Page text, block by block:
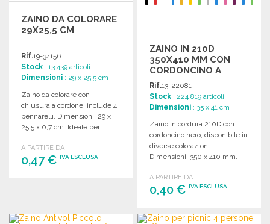
ZAINO DA COLORARE
29X25,5 CM
Rif.19-34156
Stock : 13 439 articoli
Dimensioni : 29 x 25.5 cm
Zaino da colorare con
chiusura a cordone, include 4
pennarelli. Dimensioni: 29 x
25,5 x 0,7 cm. Ideale per
A PARTIRE DA
0,47 € IVA ESCLUSA
ZAINO IN 210D
350X410 MM CON
CORDONCINO A
PREZZI
ALL'INGROSSO
Rif.13-22081
Stock : 224 819 articoli
Dimensioni : 35 x 41 cm
Zaino in cordura 210D con
cordoncino nero, disponibile in
diverse colorazioni.
Dimensioni: 350 x 410 mm.
A PARTIRE DA
0,40 €IVA ESCLUSA
ORDINARE